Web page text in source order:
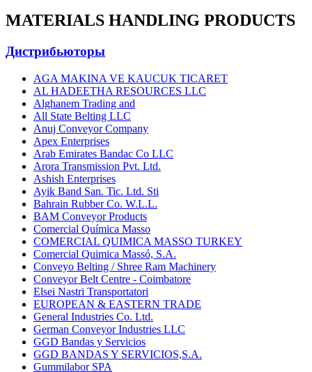
MATERIALS HANDLING PRODUCTS
Дистрибьюторы
AGA MAKINA VE KAUCUK TICARET
AL HADEETHA RESOURCES LLC
Alghanem Trading and
All State Belting LLC
Anuj Conveyor Company
Apex Enterprises
Arab Emirates Bandac Co LLC
Arora Transmission Pvt. Ltd.
Ashish Enterprises
Ayik Band San. Tic. Ltd. Sti
Bahrain Rubber Co. W.L.L.
BAM Conveyor Products
Comercial Química Masso
COMERCIAL QUIMICA MASSO TURKEY
Comercial Quimica Massó, S.A.
Conveyo Belting / Shree Ram Machinery
Conveyor Belt Centre - Coimbatore
Elsei Nastri Transportatori
EUROPEAN & EASTERN TRADE
General Industries Co. Ltd.
German Conveyor Industries LLC
GGD Bandas y Servicios
GGD BANDAS Y SERVICIOS,S.A.
Gummilabor SPA